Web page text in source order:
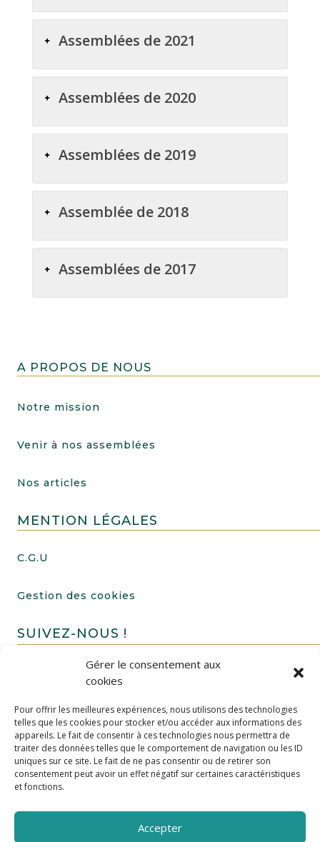
Gérer le consentement aux
cookies
Pour offrir les meilleures expériences, nous utilisons des technologies
telles que les cookies pour stocker et/ou accéder aux informations des
appareils. Le fait de consentir à ces technologies nous permettra de
traiter des données telles que le comportement de navigation ou les ID
uniques sur ce site. Le fait de ne pas consentir ou de retirer son
consentement peut avoir un effet négatif sur certaines caractéristiques
et fonctions.
Accepter
Assemblées de 2021
Assemblées de 2020
Assemblées de 2019
Assemblée de 2018
Assemblées de 2017
A PROPOS DE NOUS
Notre mission
Venir à nos assemblées
Nos articles
MENTION LÉGALES
C.G.U
Gestion des cookies
SUIVEZ-NOUS !
FAIRE UN DON